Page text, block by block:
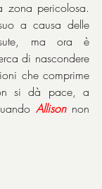
a causa delle
ma ora è
di nascondere
che comprime
si dà pace, a
Allison non